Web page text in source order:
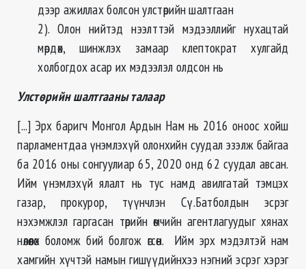
дээр ажиллах болсон улстөрийн шалтгаан
2). Олон нийтэд нээлттэй мэдээллийг нухацтай
мөрдөх, шинжлэх замаар клептократ хулгайд
холбогдох асар их мэдээлэл олдсон нь
Улстөрийн шалтгааны талаар
[...] Эрх баригч Монгол Ардын Нам нь 2016 оноос хойш
парламентдаа үнэмлэхүй олонхийн суудал эзэлж байгаа
ба 2016 оны сонгуулиар 65, 2020 онд 62 суудал авсан.
Ийм үнэмлэхүй ялалт нь тус намд авилгатай тэмцэх
газар, прокурор, түүнчлэн Сү.Батболдын эсрэг
нэхэмжлэл гаргасан төрийн өмчийн агентлагуудыг хянах
нөлөөлөх боломж бий болгож өгсөн. Ийм эрх мэдэлтэй нам
хамгийн хүчтэй намын гишүүдийнхээ нэгний эсрэг хэрэг